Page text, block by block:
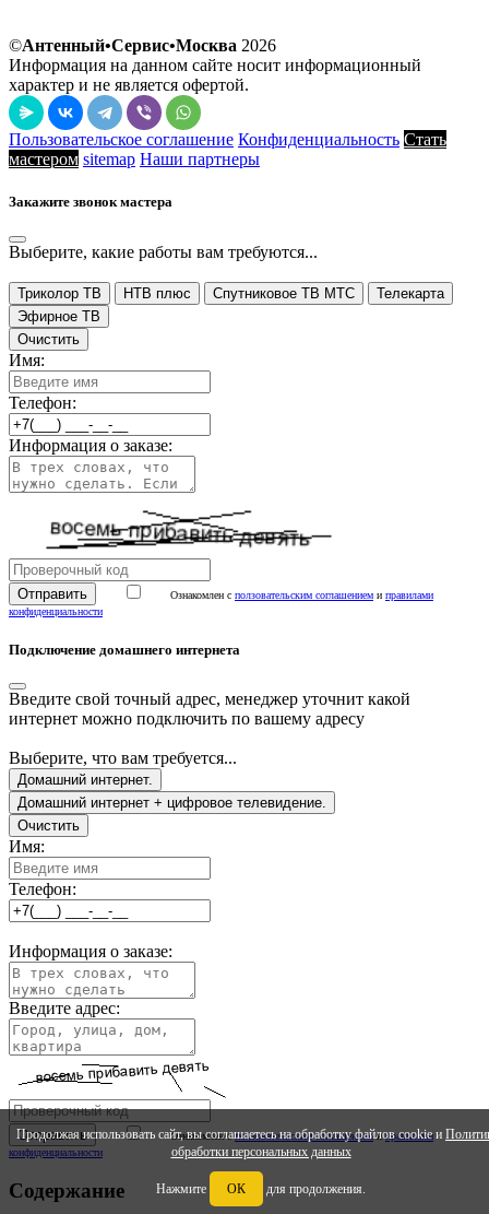
Продолжая использовать сайт, вы соглашаетесь на обработку файлов cookie и
обработки персональных данных
Нажмите ОК для продолжения.
©Антенный•Сервис•Москва 2026
Информация на данном сайте носит информационный
характер и не является офертой.
Пользовательское соглашение Конфиденциальность Стать
мастером sitemap Наши партнеры
Закажите звонок мастера
Выберите, какие работы вам требуются...
Триколор ТВ НТВ плюс Спутниковое ТВ МТС
Телекарта
Эфирное ТВ
Очистить
Имя:
Телефон:
Информация о заказе:
Ознакомлен с ползовательским соглашением и правилами
конфиденциальности
Подключение домашнего интернета
Введите свой точный адрес, менеджер уточнит какой
интернет можно подключить по вашему адресу
Выберите, что вам требуется...
Домашний интернет.
Домашний интернет + цифровое телевидение.
Очистить
Имя:
Телефон:
Информация о заказе:
Введите адрес:
Ознакомлен сползовательским соглашениемиправилами
конфиденциальности
Содержание